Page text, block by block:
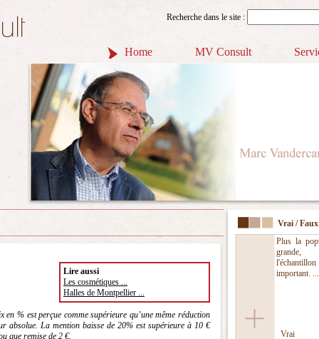
Recherche dans le site :
Home MV Consult
Vrai / Faux
Plus la
important. ...
Vrai
Lire aussi
Les cosmétiques ...
Halles de Montpellier ...
en % est perçue comme supérieure qu’une même réduction
absolue. La mention baisse de 20% est supérieure à 10 €
que remise de 2 €.